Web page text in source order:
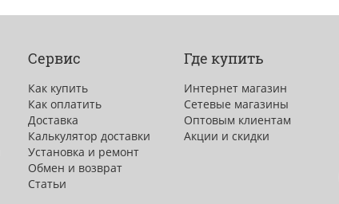
Сервис
Как купить
Как оплатить
Доставка
Калькулятор доставки
Установка и ремонт
Обмен и возврат
Статьи
Где купить
Интернет магазин
Сетевые магазины
Оптовым клиентам
Акции и скидки